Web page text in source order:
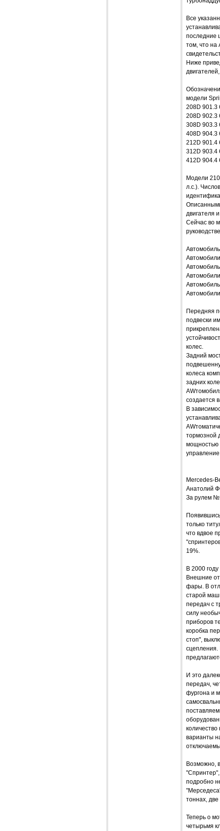
Все
последние
том, что на
Ниже
модели
208D 901.3
208D 902.3
308D 903.3
408D 904.3
212D 901.4
312D 903.4
412D 904.4
Модели
л.с.).
двигателя
Сейчас во
Передняя
подвески
колес.
Задний
колеса
задних
создается
В
тормозной
мощностью
Mercedes-
Анатолий
За рулем
только
что вдвое
19%.
В 2000
Внешние
фары. В
старой
передач с
силу
приборов
коробка
стоп",
сцепления.
И это
передач,
фургона и
варианты
Возможно,
подробно
тоннах,
Теперь о
четырьмя